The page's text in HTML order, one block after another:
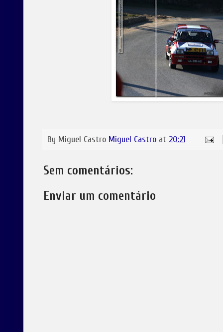
By Miguel Castro Miguel Castro at 20:21
Sem comentários:
Enviar um comentário